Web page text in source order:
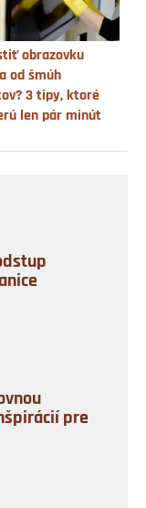
obrazovku
od šmúh
3 tipy, ktoré
len pár minút
pre